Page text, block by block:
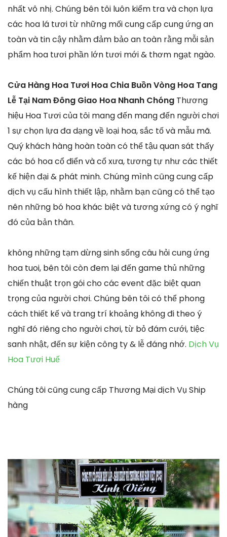
nhất vô nhị. Chúng bên tôi luôn kiểm tra và chọn lựa
các hoa lá tươi từ những mối cung cấp cung ứng an
toàn và tin cậy nhằm đảm bảo an toàn rằng mỗi sản
phẩm hoa tươi phần lớn tươi mới & thơm ngạt ngào.
Cửa Hàng Hoa Tươi Hoa Chia Buồn Vòng Hoa Tang
Lễ Tại Nam Đông Giao Hoa Nhanh Chóng Thương
hiệu Hoa Tươi của tôi mang đến mang đến người chơi
1 sự chọn lựa đa dạng về loại hoa, sắc tố và mẫu mã.
Quý khách hàng hoàn toàn có thể tậu quan sát thấy
các bó hoa cổ điển và cổ xưa, tương tự như các thiết
kế hiện đại & phát minh. Chúng mình cũng cung cấp
dịch vụ cấu hình thiết lập, nhằm bạn cũng có thể tạo
nên những bó hoa khác biệt và tương xứng có ý nghĩ
đó của bản thân.
không những tạm dừng sinh sống câu hỏi cung ứng
hoa tuoi, bên tôi còn đem lại đến game thủ những
chiến thuật trọn gói cho các event đặc biệt quan
trọng của người chơi. Chúng bên tôi có thể phong
cách thiết kế và trang trí khoảng không đi theo ý
nghĩ đó riêng cho người chơi, từ bỏ đám cưới, tiệc
sanh nhật, đến sự kiện công ty & lễ đáng nhớ. Dịch Vụ
Hoa Tươi Huế
Chúng tôi cũng cung cấp Thương Mại dịch Vụ Ship
hàng